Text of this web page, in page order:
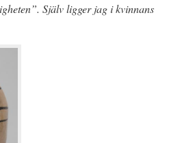
Själv ligger jag i kvinnans